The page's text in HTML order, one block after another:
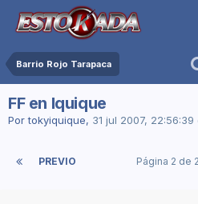
Barrio Rojo Tarapaca
FF en Iquique
Portokyiquique, 31 jul 2007, 22:56:39
PREVIO Página 2 de 2